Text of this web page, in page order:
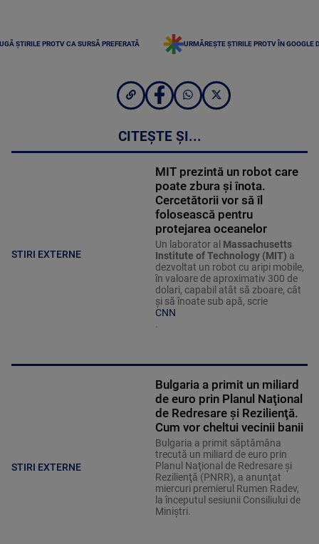
ȘTIRILE PROTV CA SURSĂ PREFERATĂ URMĂREȘTE ȘTIRILE PROTV ÎN GOOGLE
CITEȘTE ȘI...
STIRI EXTERNE
MIT prezintă un robot care
poate zbura și înota.
Cercetătorii vor să îl
folosească pentru
protejarea oceanelor
Un laborator al Massachusetts
Institute of Technology (MIT) a
dezvoltat un robot cu aripi mobile,
în valoare de aproximativ 300 de
dolari, capabil atât să zboare, cât
și să înoate sub apă, scrie
CNN
.
STIRI EXTERNE
Bulgaria a primit un miliard
de euro prin Planul Naţional
de Redresare şi Rezilienţă.
Cum vor cheltui vecinii banii
Bulgaria a primit săptămâna
trecută un miliard de euro prin
Planul Naţional de Redresare şi
Rezilienţă (PNRR), a anunţat
miercuri premierul Rumen Radev,
la începutul sesiunii Consiliului de
Miniştri.